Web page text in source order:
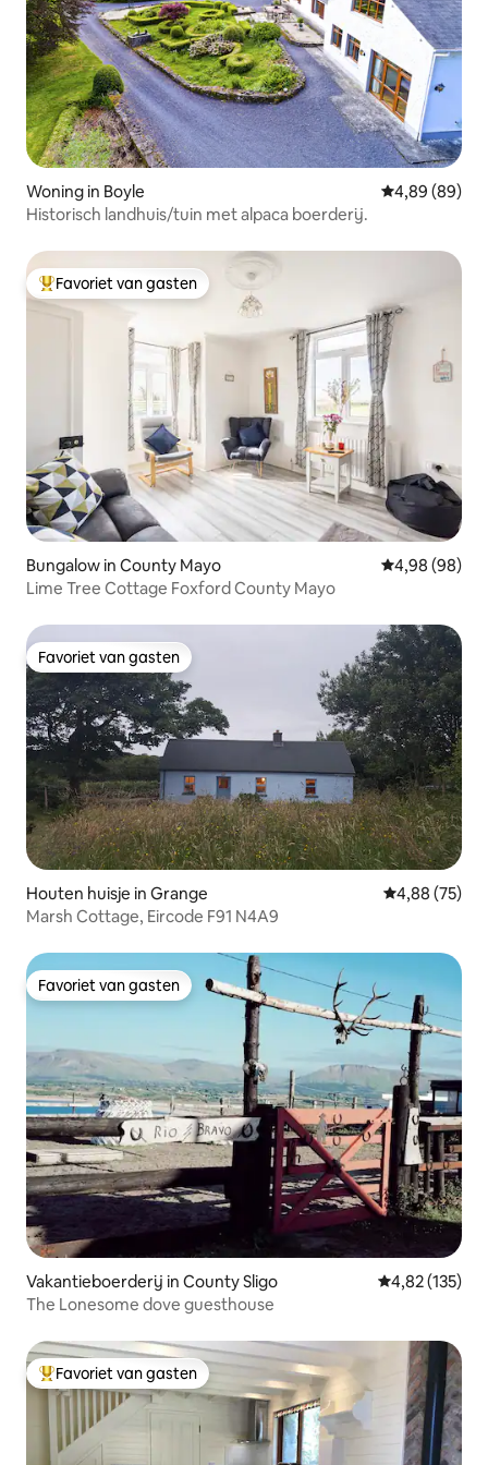
Woning in Boyle Gemiddelde
4,89 (89)
Historisch landhuis/tuin met alpaca boerderij.
Topfavoriet van gasten
Favoriet van gasten
Bungalow in County Mayo Gemiddelde
4,98 (98)
Lime Tree Cottage Foxford County Mayo
Favoriet van gasten
Favoriet van gasten
Houten huisje in Grange Gemiddelde
4,88 (75)
Marsh Cottage, Eircode F91 N4A9
Favoriet van gasten
Favoriet van gasten
Vakantieboerderij in County Sligo Gemiddelde
4,82 (135)
The Lonesome dove guesthouse
Topfavoriet van gasten
Favoriet van gasten